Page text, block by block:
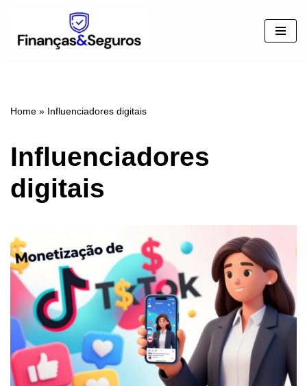
Pular
Home » Influenciadores digitais
Influenciadores
digitais